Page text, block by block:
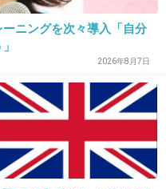
だね
-0
ニングを次々導入「自分
2026年8月7日